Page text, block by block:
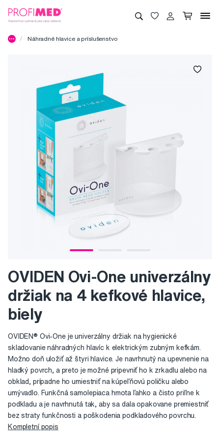
Náhradné hlavice a príslušenstvo
OVIDEN Ovi-One univerzálny
držiak na 4 kefkové hlavice,
biely
OVIDEN® Ovi-One je univerzálny držiak na hygienické
skladovanie náhradných hlavíc k elektrickým zubným kefkám.
Možno doň uložiť až štyri hlavice. Je navrhnutý na upevnenie na
hladký povrch, a preto je možné pripevniť ho k zrkadlu alebo na
obklad, prípadne ho umiestniť na kúpeľňovú poličku alebo
umývadlo. Funkčná samolepiaca hmota ľahko a čisto priľne k
podkladu a je navrhnutá tak, aby sa dala opakovane premiestniť
bez straty funkčnosti a poškodenia podkladového povrchu.
Kompletní popis